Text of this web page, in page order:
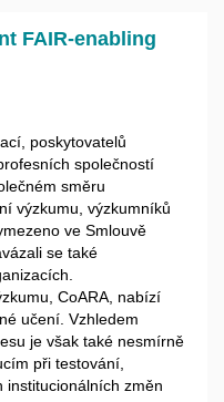
FAIR-enabling
poskytovatelů
společností
směru
výzkumu, výzkumníků
ve Smlouvě
se také
CoARA, nabízí
učení. Vzhledem
je však také nesmírně
při testování,
institucionálních změn